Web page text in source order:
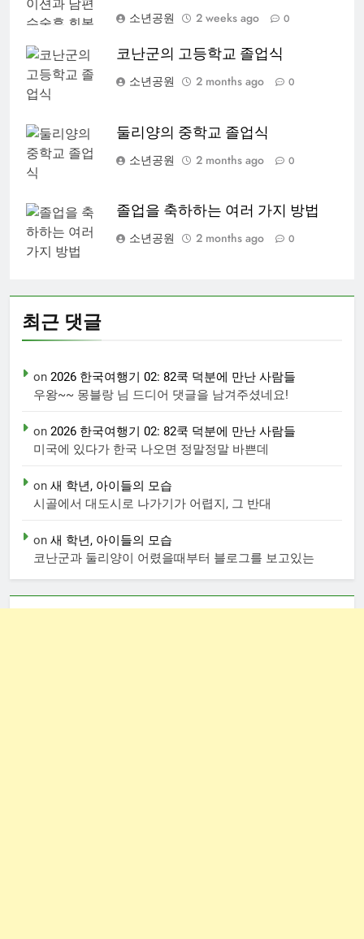
소년공원
2 weeks ago 0
코난군의 고등학교 졸업식
소년공원
2 months ago 0
둘리양의 중학교 졸업식
소년공원
2 months ago 0
졸업을 축하하는 여러 가지 방법
소년공원
2 months ago 0
최근 댓글
on 2026 한국여행기 02: 82쿡 덕분에 만난 사람들
우왕~~ 몽블랑 님 드디어 댓글을 남겨주셨네요!
on 2026 한국여행기 02: 82쿡 덕분에 만난 사람들
미국에 있다가 한국 나오면 정말정말 바쁜데
on 새 학년, 아이들의 모습
시골에서 대도시로 나가기가 어렵지, 그 반대
on 새 학년, 아이들의 모습
코난군과 둘리양이 어렸을때부터 블로그를 보고있는